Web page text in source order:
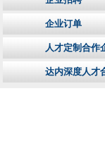
企业订单
人才定制合作
达内深度人才